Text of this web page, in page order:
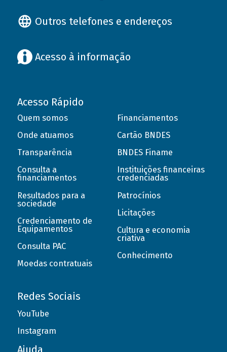
Outros telefones e endereços
Acesso à informação
Acesso Rápido
Quem somos
Onde atuamos
Transparência
Consulta a
financiamentos
Resultados para a
sociedade
Credenciamento de
Equipamentos
Consulta PAC
Moedas contratuais
Financiamentos
Cartão BNDES
BNDES Finame
Instituições financeiras
credenciadas
Patrocínios
Licitações
Cultura e economia
criativa
Conhecimento
Redes Sociais
YouTube
Instagram
Ajuda